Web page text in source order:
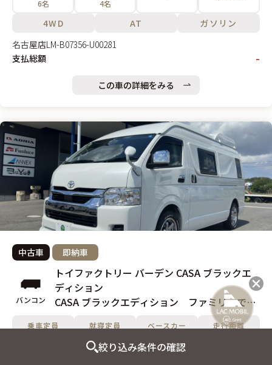
6名 4名
4WD AT
ガソリン
名古屋店LM-B07356-U00281
支払総額
-
この車の詳細をみる
中古車 即納車
バンコン
トイファクトリー バーデン CASA ブラックエ
ディション
CASA ブラックエディション ファミリーでご
乗車定員 就寝定員 ベースカー
-
走行距離
絞り込み条件の確認